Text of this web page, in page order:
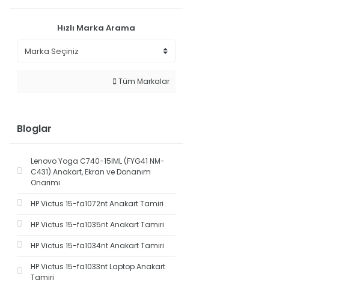
Hızlı Marka Arama
Tüm Markalar
Bloglar
Lenovo Yoga C740-15IML (FYG41 NM-
C431) Anakart, Ekran ve Donanım
Onarımı
HP Victus 15-fa1072nt Anakart Tamiri
HP Victus 15-fa1035nt Anakart Tamiri
HP Victus 15-fa1034nt Anakart Tamiri
HP Victus 15-fa1033nt Laptop Anakart
Tamiri